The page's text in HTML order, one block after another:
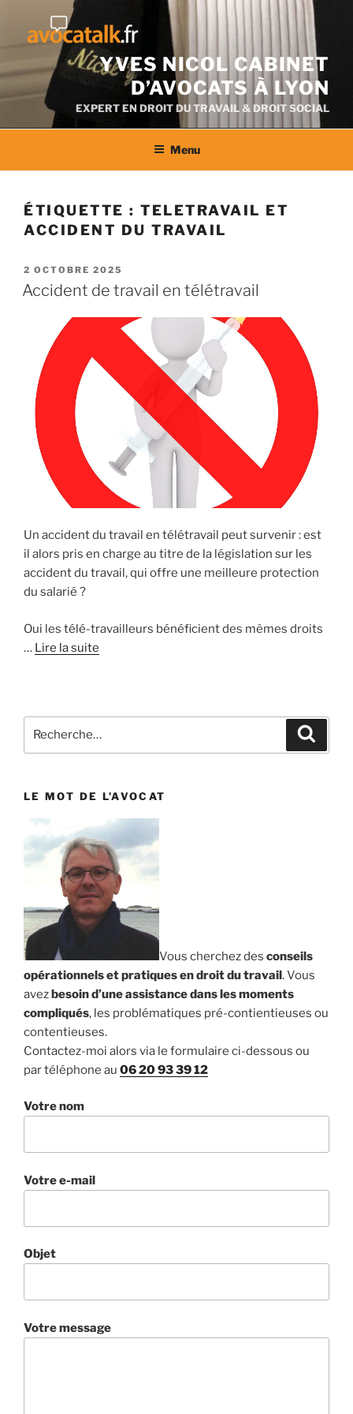
contenu
YVES NICOL CABINET
D’AVOCATS À LYON
EXPERT EN DROIT DU TRAVAIL & DROIT SOCIAL
Menu
ÉTIQUETTE :TELETRAVAIL ET
ACCIDENT DU TRAVAIL
PUBLIÉ
LE
2 OCTOBRE 2025
Accident de travail en télétravail
Un accident du travail en télétravail peut survenir : est
il alors pris en charge au titre de la législation sur les
accident du travail, qui offre une meilleure protection
du salarié ?
Oui les télé-travailleurs bénéficient des mêmes droits
… Lire la suite
LE MOT DE L’AVOCAT
Vous cherchez des conseils
opérationnels et pratiques en droit du travail. Vous
avezbesoin d’une assistance dans les moments
compliqués, les problématiques pré-contientieuses ou
contentieuses.
Contactez-moi alors via le formulaire ci-dessous ou
par téléphone au 06 20 93 39 12
Votre nom
Votre e-mail
Objet
Votre message